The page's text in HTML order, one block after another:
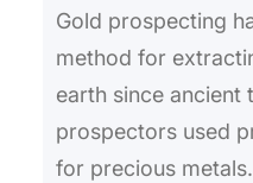
h
Gold prospecting
method for
earth since ancient
prospectors used
for precious